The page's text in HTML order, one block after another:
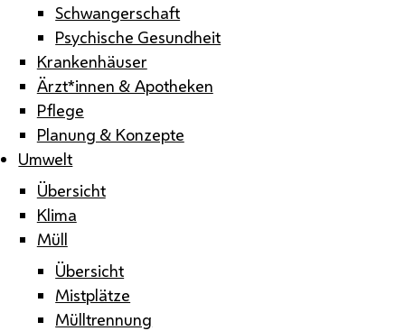
Schwangerschaft
Psychische Gesundheit
Krankenhäuser
Ärzt*innen & Apotheken
Pflege
Planung & Konzepte
Umwelt
Übersicht
Klima
Müll
Übersicht
Mistplätze
Mülltrennung